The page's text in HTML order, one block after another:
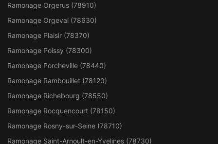
Ramonage Orgerus (78910)
Ramonage Orgeval (78630)
Ramonage Plaisir (78370)
Ramonage Poissy (78300)
Ramonage Porcheville (78440)
Ramonage Rambouillet (78120)
Ramonage Richebourg (78550)
Ramonage Rocquencourt (78150)
Ramonage Rosny-sur-Seine (78710)
Ramonage Saint-Arnoult-en-Yvelines (78730)